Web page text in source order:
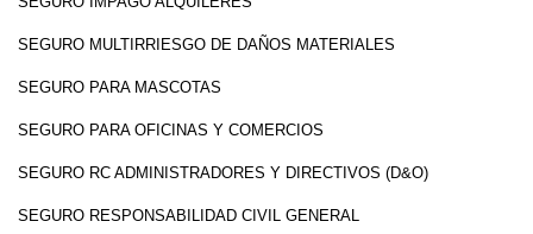
SEGURO MULTIRRIESGO DE DAÑOS MATERIALES
SEGURO PARA MASCOTAS
SEGURO PARA OFICINAS Y COMERCIOS
SEGURO RC ADMINISTRADORES Y DIRECTIVOS (D&O)
SEGURO RESPONSABILIDAD CIVIL GENERAL